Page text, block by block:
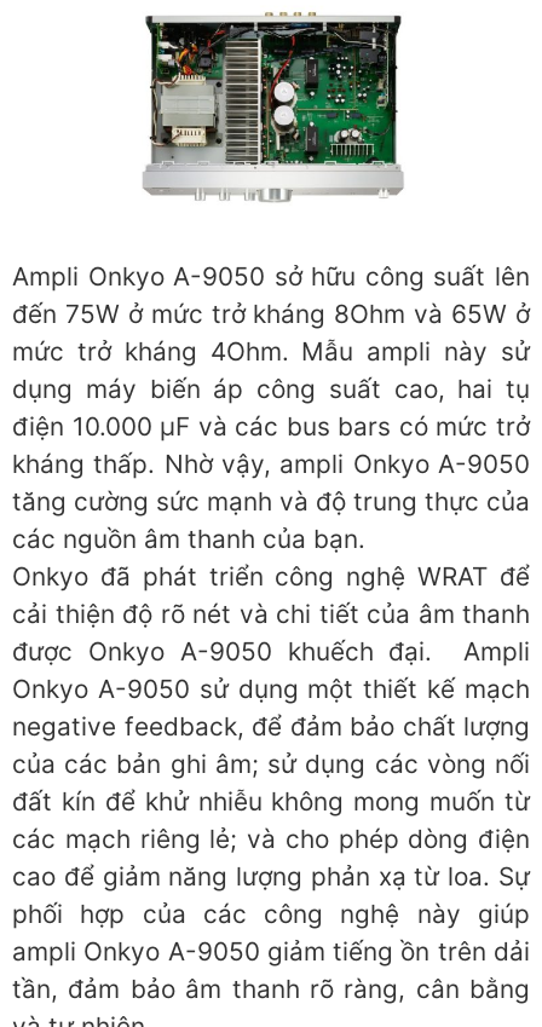
Ampli Onkyo A-9050 sở hữu công suất lên
đến 75W ở mức trở kháng 8Ohm và 65W ở
mức trở kháng 4Ohm. Mẫu ampli này sử
dụng máy biến áp công suất cao, hai tụ
điện 10.000 µF và các bus bars có mức trở
kháng thấp. Nhờ vậy, ampli Onkyo A-9050
tăng cường sức mạnh và độ trung thực của
các nguồn âm thanh của bạn.
Onkyo đã phát triển công nghệ WRAT để
cải thiện độ rõ nét và chi tiết của âm thanh
được Onkyo A-9050 khuếch đại. Ampli
Onkyo A-9050 sử dụng một thiết kế mạch
negative feedback, để đảm bảo chất lượng
của các bản ghi âm; sử dụng các vòng nối
đất kín để khử nhiễu không mong muốn từ
các mạch riêng lẻ; và cho phép dòng điện
cao để giảm năng lượng phản xạ từ loa. Sự
phối hợp của các công nghệ này giúp
ampli Onkyo A-9050 giảm tiếng ồn trên dải
tần, đảm bảo âm thanh rõ ràng, cân bằng